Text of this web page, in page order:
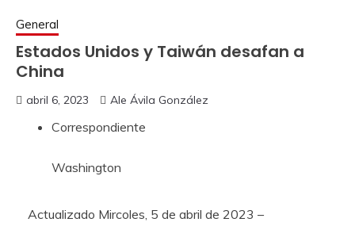
General
Estados Unidos y Taiwán desafan a
China
abril 6, 2023 Ale Ávila González
Correspondiente
Washington
Actualizado Mircoles, 5 de abril de 2023 –